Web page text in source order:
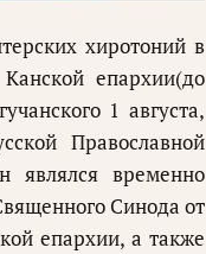
хиротоний в
епархии(до
1 августа,
Православной
временно
Синода от
епархии, а также